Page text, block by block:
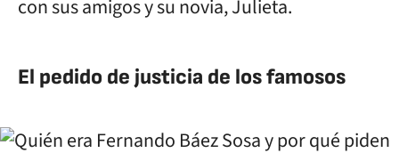
con sus amigos y su novia, Julieta.
El pedido de justicia de los famosos